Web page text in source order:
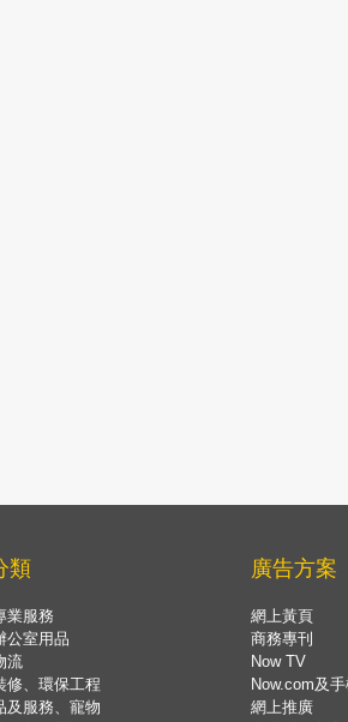
類
業服務
公室用品
流
修、環保工程
及服務、寵物
廣告方案
網上黃頁
商務專刊
Now TV
Now.com及
網上推廣